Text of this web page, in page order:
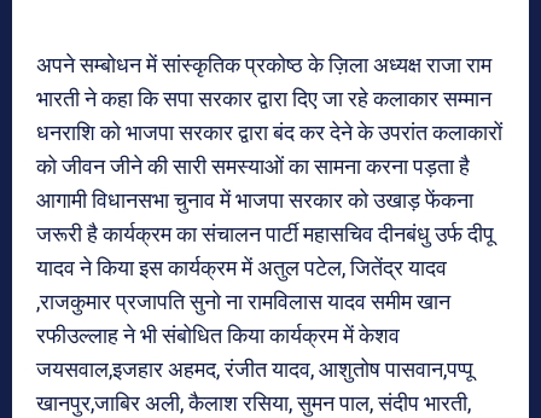
अपने सम्बोधन में सांस्कृतिक प्रकोष्ठ के ज़िला अध्यक्ष राजा राम
भारती ने कहा कि सपा सरकार द्वारा दिए जा रहे कलाकार सम्मान
धनराशि को भाजपा सरकार द्वारा बंद कर देने के उपरांत कलाकारों
को जीवन जीने की सारी समस्याओं का सामना करना पड़ता है
आगामी विधानसभा चुनाव में भाजपा सरकार को उखाड़ फेंकना
जरूरी है कार्यक्रम का संचालन पार्टी महासचिव दीनबंधु उर्फ दीपू
यादव ने किया इस कार्यक्रम में अतुल पटेल, जितेंद्र यादव
,राजकुमार प्रजापति सुनो ना रामविलास यादव समीम खान
रफीउल्लाह ने भी संबोधित किया कार्यक्रम में केशव
जयसवाल,इजहार अहमद, रंजीत यादव, आशुतोष पासवान,पप्पू
खानपुर,जाबिर अली, कैलाश रसिया, सुमन पाल, संदीप भारती,